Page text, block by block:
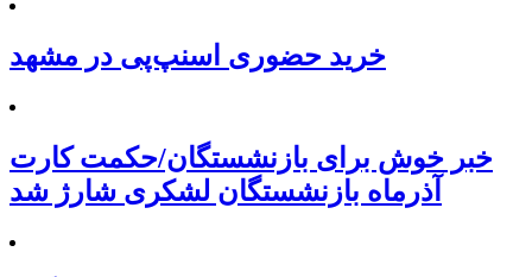
خرید حضوری اسنپ‌پی در مشهد
خبر خوش برای بازنشستگان/حکمت کارت
آذرماه بازنشستگان لشکری شارژ شد